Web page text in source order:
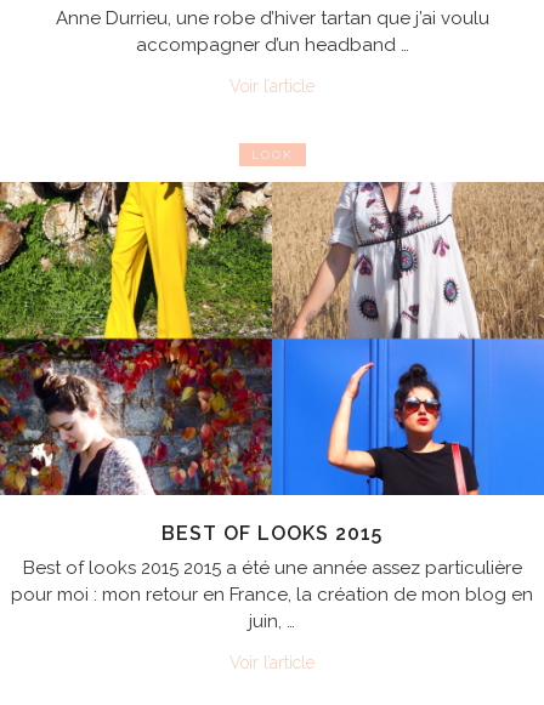
Anne Durrieu, une robe d’hiver tartan que j’ai voulu
accompagner d’un headband …
Voir l’article
LOOK
BEST OF LOOKS 2015
Best of looks 2015 2015 a été une année assez particulière
pour moi : mon retour en France, la création de mon blog en
juin, …
Voir l’article